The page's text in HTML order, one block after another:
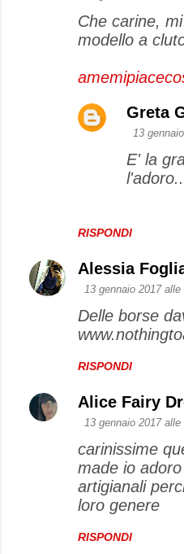
Che carine,
modello a
RISPONDI
Greta
13
E' la
Alessia
13 gennaio 2017 alle
Delle borse
RISPONDI
Alice Fairy
13 gennaio 2017 alle
carinissime
made io
artigianali
loro genere
RISPONDI